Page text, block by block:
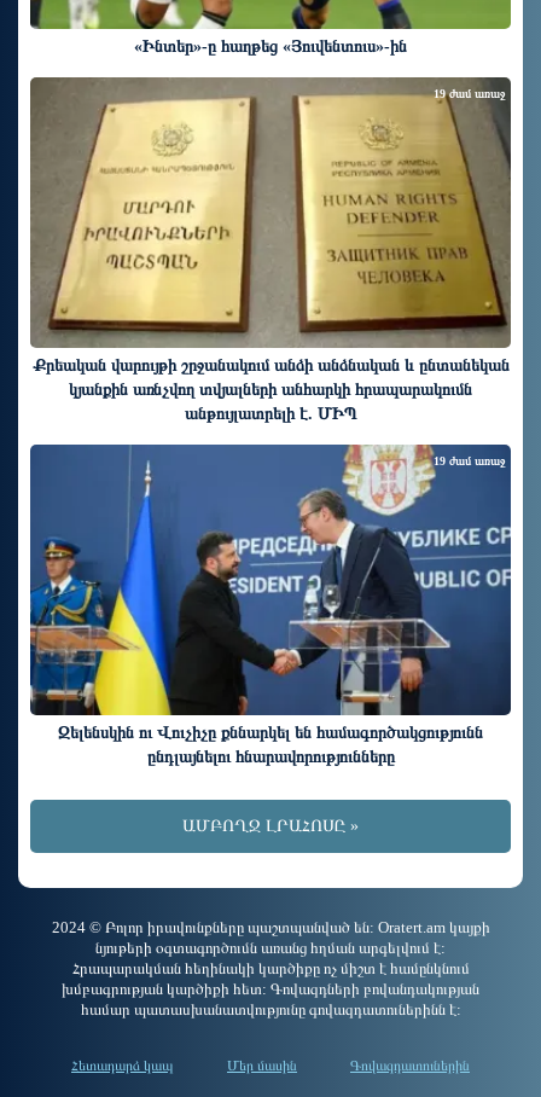
«Ինտեր»-ը հաղթեց «Յուվենտուս»-ին
Քրեական վարույթի շրջանակում անձի անձնական և ընտանեկան
կյանքին առնչվող տվյալների անհարկի հրապարակումն
անթույլատրելի է. ՄԻՊ
19 ժամ առաջ
Զելենսկին ու Վուչիչը քննարկել են համագործակցությունն
ընդլայնելու հնարավորությունները
19 ժամ առաջ
ԱՄԲՈՂՋ ԼՐԱՀՈՍԸ »
2024 © Բոլոր իրավունքները պաշտպանված են: Oratert.am կայքի
նյութերի օգտագործումն առանց հղման արգելվում է:
Հրապարակման հեղինակի կարծիքը ոչ միշտ է համընկնում
խմբագրության կարծիքի հետ: Գովազդների բովանդակության
համար պատասխանատվությունը գովազդատուներինն է:
Հետադարձ կապ Մեր մասին Գովազդատուներին